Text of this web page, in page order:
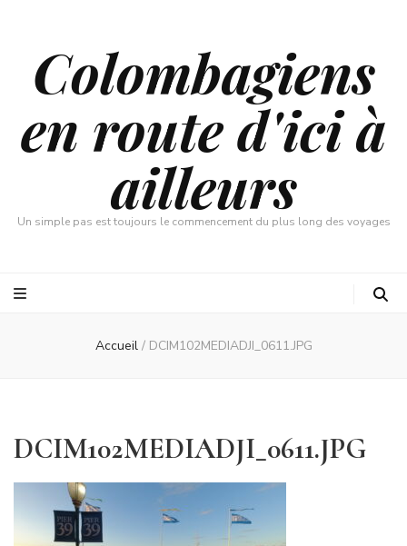
Colombagiens
en route d'ici à
ailleurs
Un simple pas est toujours le commencement du plus long des voyages
Accueil / DCIM102MEDIADJI_0611.JPG
DCIM102MEDIADJI_0611.JPG